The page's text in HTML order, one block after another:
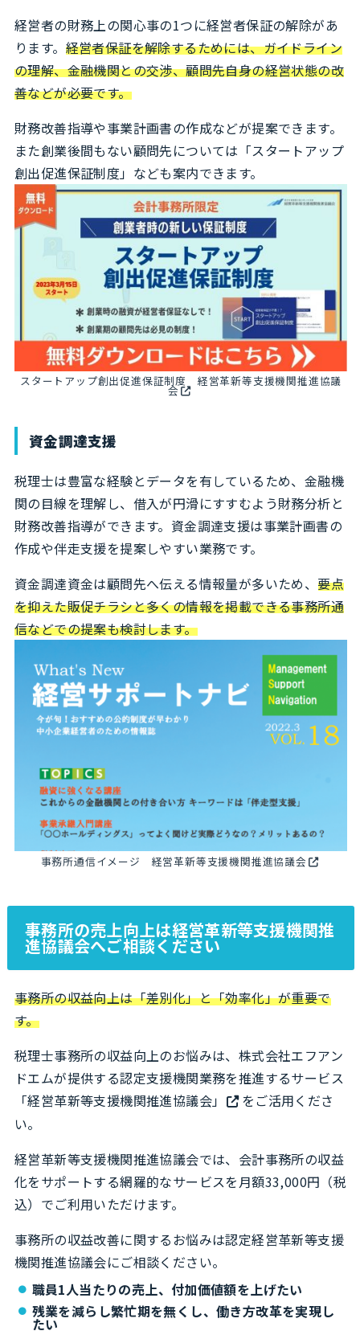
経営者の財務上の関心事の1つに経営者保証の解除があ
ります。 経営者保証を解除するためには、ガイドライン
の理解、金融機関との交渉、顧問先自身の経営状態の改
善などが必要です。
財務改善指導や事業計画書の作成などが提案できます。
また創業後間もない顧問先については「スタートアップ
創出促進保証制度」なども案内できます。
スタートアップ創出促進保証制度 経営革新等支援機関推進協議
会
資金調達支援
税理士は豊富な経験とデータを有しているため、金融機
関の目線を理解し、借入が円滑にすすむよう財務分析と
財務改善指導ができます。資金調達支援は事業計画書の
作成や伴走支援を提案しやすい業務です。
資金調達資金は顧問先へ伝える情報量が多いため、 要点
を抑えた販促チラシと多くの情報を掲載できる事務所通
信などでの提案も検討します。
事務所通信イメージ 経営革新等支援機関推進協議会
事務所の売上向上は経営革新等支援機関推
進協議会へご相談ください
事務所の収益向上は「差別化」と「効率化」が重要で
す。
税理士事務所の収益向上のお悩みは、株式会社エフアン
ドエムが提供する認定支援機関業務を推進するサービス
「経営革新等支援機関推進協議会」
をご活用くださ
い。
経営革新等支援機関推進協議会では、会計事務所の収益
化をサポートする網羅的なサービスを月額33,000円（税
込）でご利用いただけます。
事務所の収益改善に関するお悩みは認定経営革新等支援
機関推進協議会にご相談ください。
職員1人当たりの売上、付加価値額を上げたい
残業を減らし繁忙期を無くし、働き方改革を実現し
たい